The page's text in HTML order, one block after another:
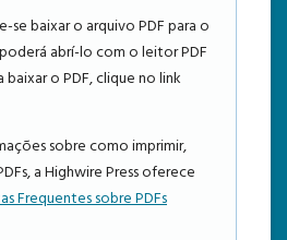
baixar o arquivo PDF para o
abrí-lo com o leitor PDF
baixar o PDF, clique no link
sobre como imprimir,
a Highwire Press oferece
Frequentes sobre PDFs